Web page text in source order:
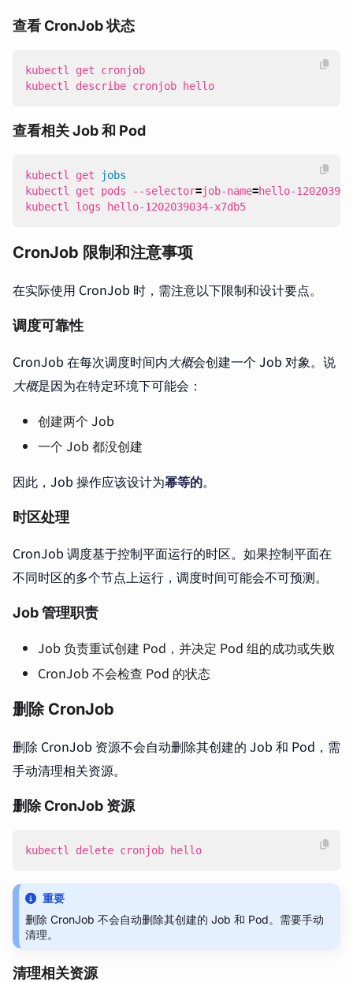
查看 CronJob 状态
kubectl describe cronjob hello
查看相关 Job 和 Pod
kubectl get
jobs
kubectl get pods --selector=job-name=
kubectl logs hello-1202039034-x7db5
CronJob 限制和注意事项
在实际使用 CronJob 时，需注意以下限制和设计要点。
调度可靠性
CronJob 在每次调度时间内大概会创建一个 Job 对象。说
大概是因为在特定环境下可能会：
创建两个 Job
一个 Job 都没创建
因此，Job 操作应该设计为幂等的。
时区处理
CronJob 调度基于控制平面运行的时区。如果控制平面在
不同时区的多个节点上运行，调度时间可能会不可预测。
Job 管理职责
Job 负责重试创建 Pod，并决定 Pod 组的成功或失败
CronJob 不会检查 Pod 的状态
删除 CronJob
删除 CronJob 资源不会自动删除其创建的 Job 和 Pod，需
手动清理相关资源。
删除 CronJob 资源
kubectl delete cronjob hello
重要
删除 CronJob 不会自动删除其创建的 Job 和 Pod。需要手动
清理。
清理相关资源